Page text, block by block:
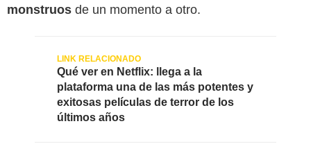
monstruos de un momento a otro.
Qué ver en Netflix: llega a la
plataforma una de las más potentes y
exitosas películas de terror de los
últimos años